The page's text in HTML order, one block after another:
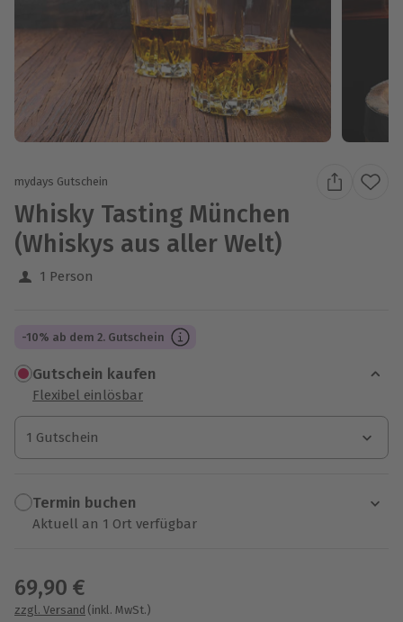
mydays Gutschein
Whisky Tasting München
(Whiskys aus aller Welt)
1 Person
-10% ab dem 2. Gutschein
Gutschein kaufen
Flexibel einlösbar
1 Gutschein
1 Gutschein
1 Gutschein
Termin buchen
Aktuell an 1 Ort verfügbar
69,90 €
zzgl. Versand (inkl. MwSt.)